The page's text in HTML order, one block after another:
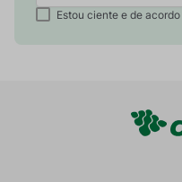
Estou ciente e de